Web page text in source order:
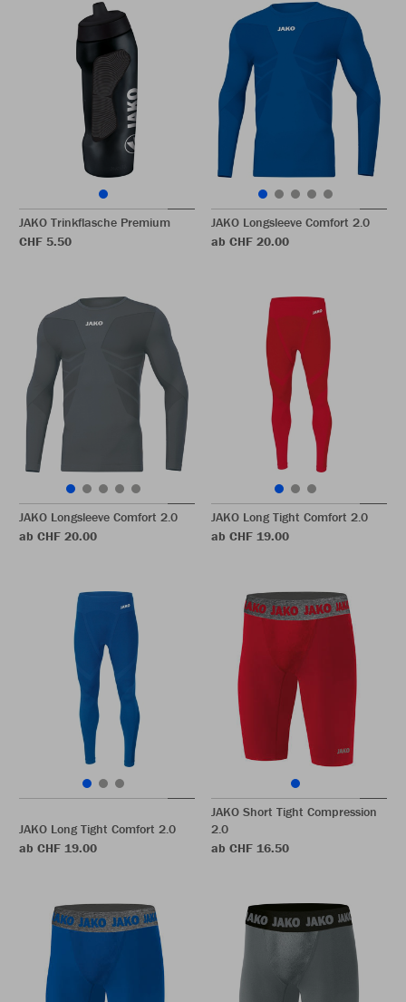
JAKO Trinkflasche Premium
CHF 5.50
JAKO Longsleeve Comfort 2.0
ab CHF 20.00
JAKO Longsleeve Comfort 2.0
ab CHF 20.00
JAKO Long Tight Comfort 2.0
ab CHF 19.00
JAKO Long Tight Comfort 2.0
ab CHF 19.00
JAKO Short Tight Compression
2.0
ab CHF 16.50